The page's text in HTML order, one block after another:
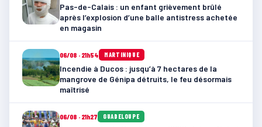
Pas-de-Calais : un enfant grièvement brûlé
après l’explosion d’une balle antistress achetée
en magasin
06/08 · 21h54 MARTINIQUE
Incendie à Ducos : jusqu’à 7 hectares de la
mangrove de Génipa détruits, le feu désormais
maîtrisé
06/08 · 21h27 GUADELOUPE